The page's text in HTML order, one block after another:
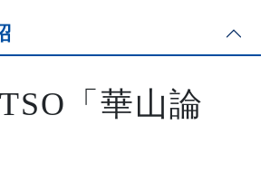
「華山論